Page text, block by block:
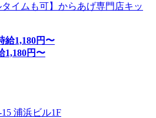
イムも可】からあげ専門店キッ
給1,180円〜
1,180円〜
浦浜ビル1F